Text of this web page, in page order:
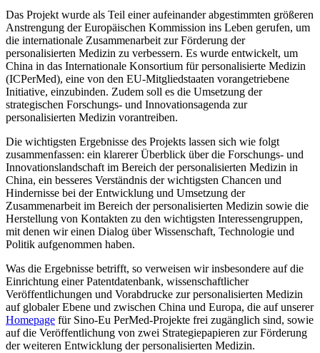
Das Projekt wurde als Teil einer aufeinander abgestimmten größeren
Anstrengung der Europäischen Kommission ins Leben gerufen, um
die internationale Zusammenarbeit zur Förderung der
personalisierten Medizin zu verbessern. Es wurde entwickelt, um
China in das Internationale Konsortium für personalisierte Medizin
(ICPerMed), eine von den EU-Mitgliedstaaten vorangetriebene
Initiative, einzubinden. Zudem soll es die Umsetzung der
strategischen Forschungs- und Innovationsagenda zur
personalisierten Medizin vorantreiben.
Die wichtigsten Ergebnisse des Projekts lassen sich wie folgt
zusammenfassen: ein klarerer Überblick über die Forschungs- und
Innovationslandschaft im Bereich der personalisierten Medizin in
China, ein besseres Verständnis der wichtigsten Chancen und
Hindernisse bei der Entwicklung und Umsetzung der
Zusammenarbeit im Bereich der personalisierten Medizin sowie die
Herstellung von Kontakten zu den wichtigsten Interessengruppen,
mit denen wir einen Dialog über Wissenschaft, Technologie und
Politik aufgenommen haben.
Was die Ergebnisse betrifft, so verweisen wir insbesondere auf die
Einrichtung einer Patentdatenbank, wissenschaftlicher
Veröffentlichungen und Vorabdrucke zur personalisierten Medizin
auf globaler Ebene und zwischen China und Europa, die auf unserer
Homepage für Sino-Eu PerMed-Projekte frei zugänglich sind, sowie
auf die Veröffentlichung von zwei Strategiepapieren zur Förderung
der weiteren Entwicklung der personalisierten Medizin.